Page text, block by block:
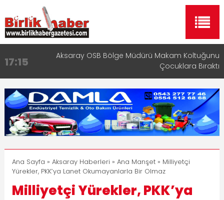
17:15
Aksaray OSB Bölge Müdürü Makam Koltuğunu
Çocuklara Bıraktı
16:00
Aksaray Esnaf Rehberi ile Google ve Yapay Zeka
Aramalarında Öne Çıkın
8:23 Aksaray Esnaf Rehberi Hizmete Girdi
11:30
Birlikhaber.com Yayın Hayatına Başladı | Hızlı ve
Akıllı Haber Platformu
13:33 Taşımacılıkta Dijital Devrim: Rota Sepetim
Ana Sayfa » Aksaray Haberleri » Ana Manşet» Milliyetçi
Yürekler, PKK’ya Lanet Okumayanlarla Bir Olmaz
Milliyetçi Yürekler, PKK’ya